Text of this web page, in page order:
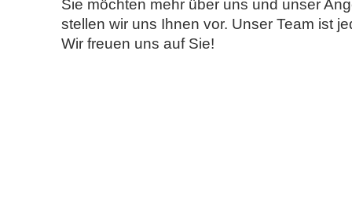
Sie möchten mehr über uns und unser
stellen wir uns Ihnen vor. Unser Team ist
Wir freuen uns auf Sie!